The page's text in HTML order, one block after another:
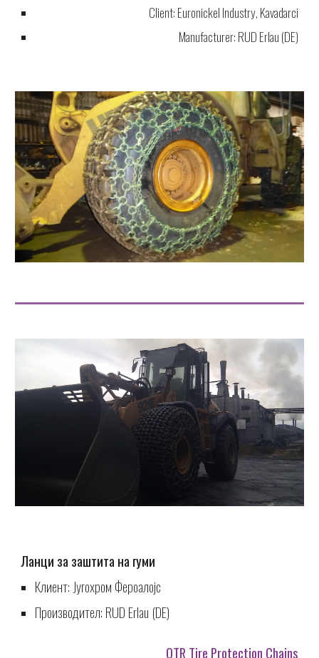
Client:Euronickel Industry, Kavadarci
Manufacturer: RUD Erlau (DE)
Ланци за заштита на гуми
Клиент: Југохром Фероалојс
Производител: RUD Erlau (DE)
OTR Tire Protection Chains